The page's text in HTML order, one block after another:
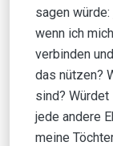
sagen würde:
wenn ich
verbinden
das nützen?
sind?
jede andere
meine